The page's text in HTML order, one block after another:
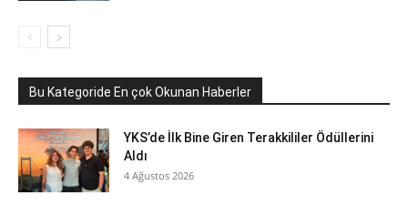
Bu Kategoride En çok Okunan Haberler
YKS’de İlk Bine Giren Terakkililer Ödüllerini
Aldı
4 Ağustos 2026